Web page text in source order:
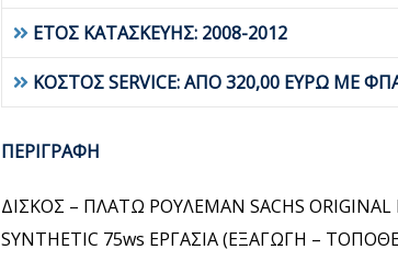
ΕΤΟΣ ΚΑΤΑΣΚΕΥΗΣ: 2008-2012
ΚΟΣΤΟΣ SERVICE: ΑΠΟ 320,00 ΕΥΡΩ ΜΕ
ΠΕΡΙΓΡΑΦΗ
ΔΙΣΚΟΣ – ΠΛΑΤΩ ΡΟΥΛΕΜΑΝ SACHS
SYNTHETIC 75ws ΕΡΓΑΣΙΑ (ΕΞΑΓΩΓΗ –